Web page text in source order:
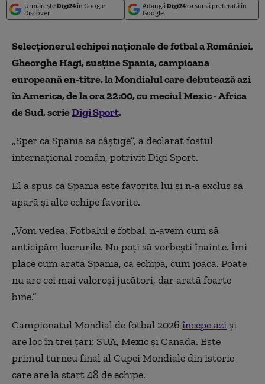
Urmărește Digi24în Google
Discover
Adaugă Digi24ca sursă preferată în
Google
Selecționerul echipei naționale de fotbal a României,
Gheorghe Hagi, susține Spania, campioana
europeană en-titre, la Mondialul care debutează azi
în America, de la ora 22:00, cu meciul Mexic - Africa
de Sud, scrieDigi Sport.
„Sper ca Spania să câştige”, a declarat fostul
internațional român, potrivit Digi Sport.
El a spus că Spania este favorita lui și n-a exclus să
apară și alte echipe favorite.
„Vom vedea. Fotbalul e fotbal, n-avem cum să
anticipăm lucrurile. Nu poţi să vorbeşti înainte. Îmi
place cum arată Spania, ca echipă, cum joacă. Poate
nu are cei mai valoroşi jucători, dar arată foarte
bine.”
Campionatul Mondial de fotbal 2026 începe azi și
are loc în trei țări: SUA, Mexic și Canada. Este
primul turneu final al Cupei Mondiale din istorie
care are la start 48 de echipe.